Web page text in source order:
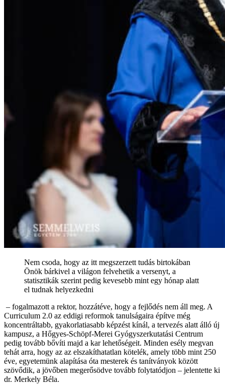
Nem csoda, hogy az itt megszerzett tudás birtokában
Önök bárkivel a világon felvehetik a versenyt, a
statisztikák szerint pedig kevesebb mint egy hónap alatt
el tudnak helyezkedni
– fogalmazott a rektor, hozzátéve, hogy a fejlődés nem áll meg. A
Curriculum 2.0 az eddigi reformok tanulságaira építve még
koncentráltabb, gyakorlatiasabb képzést kínál, a tervezés alatt álló új
kampusz, a Hőgyes-Schöpf-Merei Gyógyszerkutatási Centrum
pedig tovább bővíti majd a kar lehetőségeit. Minden esély megvan
tehát arra, hogy az az elszakíthatatlan kötelék, amely több mint 250
éve, egyetemünk alapítása óta mesterek és tanítványok között
szövődik, a jövőben megerősödve tovább folytatódjon – jelentette ki
dr. Merkely Béla.